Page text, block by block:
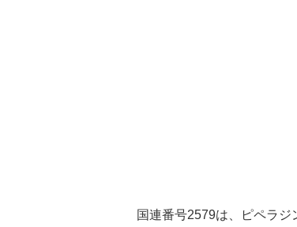
国連番号2579は、ピペラ